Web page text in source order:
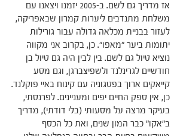
אז מדריך גם לשם. ב-2005 יזמנו ויצאנו עם
משלחת מתנדבים ליערות קמרון שבאפריקה,
לעזור בבניית מכלאה גדולה עבור גורילות
יתומות ביער "מאפו". כן, בקרוב אני מקווה
נוציא טיול גם לשם. בין לבין היה גם טיול בן
חודשיים לגרינלנד ולשפיצברגן, וגם מסע
קייאקים ארוך בפטגוניה עם קינוח באיי פוקלנד.
כן, אין ספק החיים יפים ומעניינים. לפרנסתי,
בעיקר מרצה על מסעותי (בלי דודתי), מדריך
ב"אקו" כבר המון שנים, ואת כל הכסף